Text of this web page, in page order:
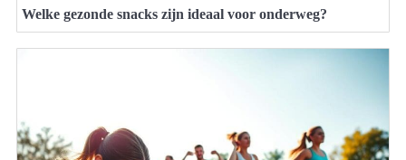
Welke gezonde snacks zijn ideaal voor onderweg?